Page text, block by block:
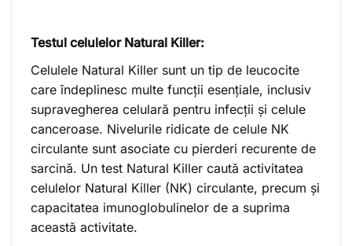
Testul celulelor Natural Killer:
Celulele Natural Killer sunt un tip de leucocite
care îndeplinesc multe funcții esențiale, inclusiv
supravegherea celulară pentru infecții și celule
canceroase. Nivelurile ridicate de celule NK
circulante sunt asociate cu pierderi recurente de
sarcină. Un test Natural Killer caută activitatea
celulelor Natural Killer (NK) circulante, precum și
capacitatea imunoglobulinelor de a suprima
această activitate.